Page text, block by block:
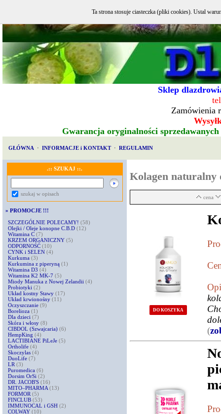
Sklep
Zamówienia
Gwarancja oryginalności
GŁÓWNA · INFORMACJE i KONTAKT · REGULAMIN
.:: SZUKAJ ::.
szukaj w opisach
» PROMOCJE !!!
SZCZEGÓLNIE POLECAMY! (58)
Olejki / Oleje konopne C.B.D (12)
Witamina C (7)
KRZEM ORGANICZNY (5)
ODPORNOŚĆ (10)
CYNK i SELEN (4)
Kurkuma (3)
Kurkumina z piperyną (1)
Witamina D3 (4)
Witamina K2 MK-7 (5)
Miody Manuka z Nowej Zelandii (4)
Probiotyki (2)
Układ kostny Stawy (17)
Układ krwionośny (11)
Oczyszczanie (9)
Borelioza (1)
Dla dzieci (7)
Skóra i włosy (8)
CIBDOL (Szwajcaria) (6)
HempKing (4)
LACTIBIANE PiLeJe (5)
Ortholife (4)
Skoczylas (4)
DuoLife (7)
LR (3)
Puromedica (6)
Dorsim OrSi (2)
DR. JACOB'S (16)
MITO–PHARMA (13)
FORMOR (5)
FINCLUB (53)
IMMUNOCAL i GSH (2)
COLWAY (10)
Kolagen naturalny
cena
DO KOSZYKA
(
Ta strona stosuje ciasteczka (pliki cookies). Ustal